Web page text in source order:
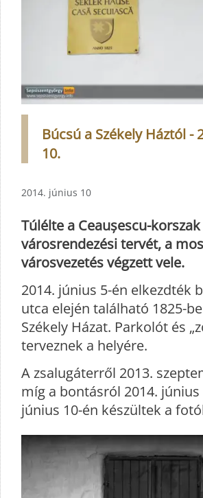
Búcsú a Székely Háztól -
10.
2014. június 10
Túlélte a Ceaușescu-
városrendezési tervét, a
városvezetés végzett vele.
2014. június 5-én elkezdték
utca elején található 1825-
Székely Házat. Parkolót és
terveznek a helyére.
A zsalugáterről 2013.
míg a bontásról 2014.
június 10-én készültek a